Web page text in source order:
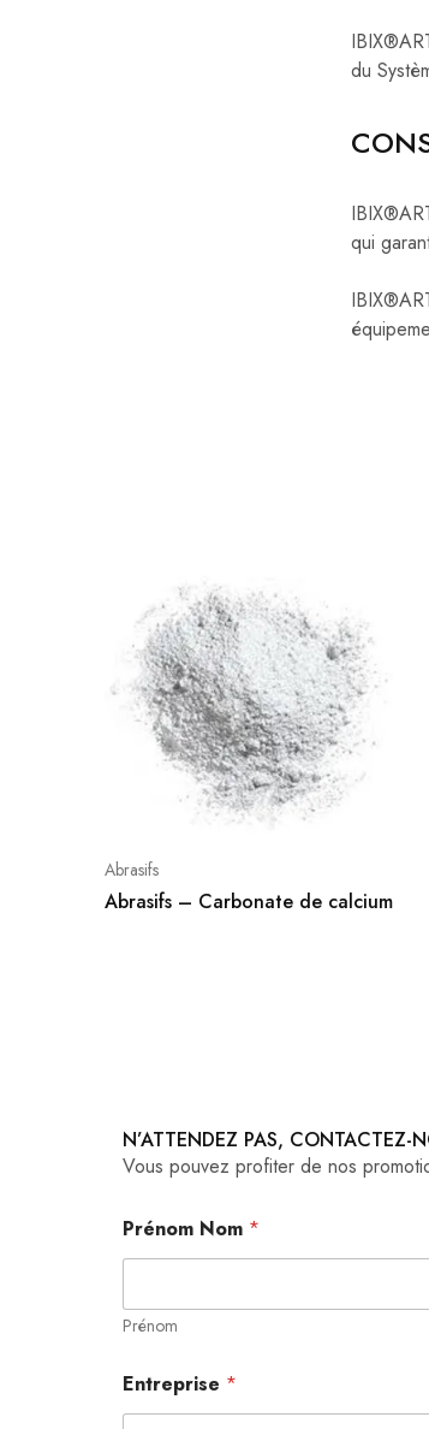
du
qui
Abrasifs
Abrasifs – Carbonate de calcium
N’ATTENDEZ PAS, CONTACTEZ-
Vous pouvez profiter de nos
Prénom Nom *
Prénom
Entreprise *